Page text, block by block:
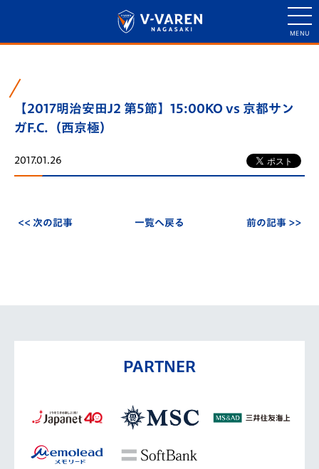
【2017明治安田J2 第5節】15:00KO vs 京都サン
ガF.C.（西京極）
2017.01.26
<< 次の記事 一覧へ戻る 前の記事 >>
PARTNER